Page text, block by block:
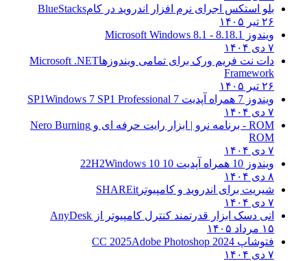
بلو استکس اجرای نرم افزار اندروید در کامBlueStacks
۲۶ تیر ۱۴۰۵
ویندوز 8.1
8.1 - Microsoft Windows 8.1
۷ دی ۱۴۰۴
دات نت فریم ورک برای تمامی ویندوزهاMicrosoft .NET
Framework
۲۶ تیر ۱۴۰۵
ویندوز 7 همراه آپدیت 7 SP1
Windows 7 SP1 Professional
۷ دی ۱۴۰۴
ROM - برنامه نرو | ابزار رایت حرفه ای و
Nero Burning
ROM
۷ دی ۱۴۰۴
ویندوز 10 همراه آپدیت 10 22H2
Windows 10
۸ دی ۱۴۰۴
شیریت برای اندروید و کامپیوتر SHAREit
۷ دی ۱۴۰۴
انی دسک ابزار قدرتمند کنترل کامپیوتر از AnyDesk
۱۵ مرداد ۱۴۰۵
فتوشاپ CC 2025 Adobe Photoshop 2024
۷ دی ۱۴۰۴